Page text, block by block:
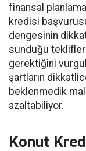
finansal
kredisi
dengesinin
sunduğu
gerektiğini
şartların
beklenmedik
azaltabiliyor.
Konut